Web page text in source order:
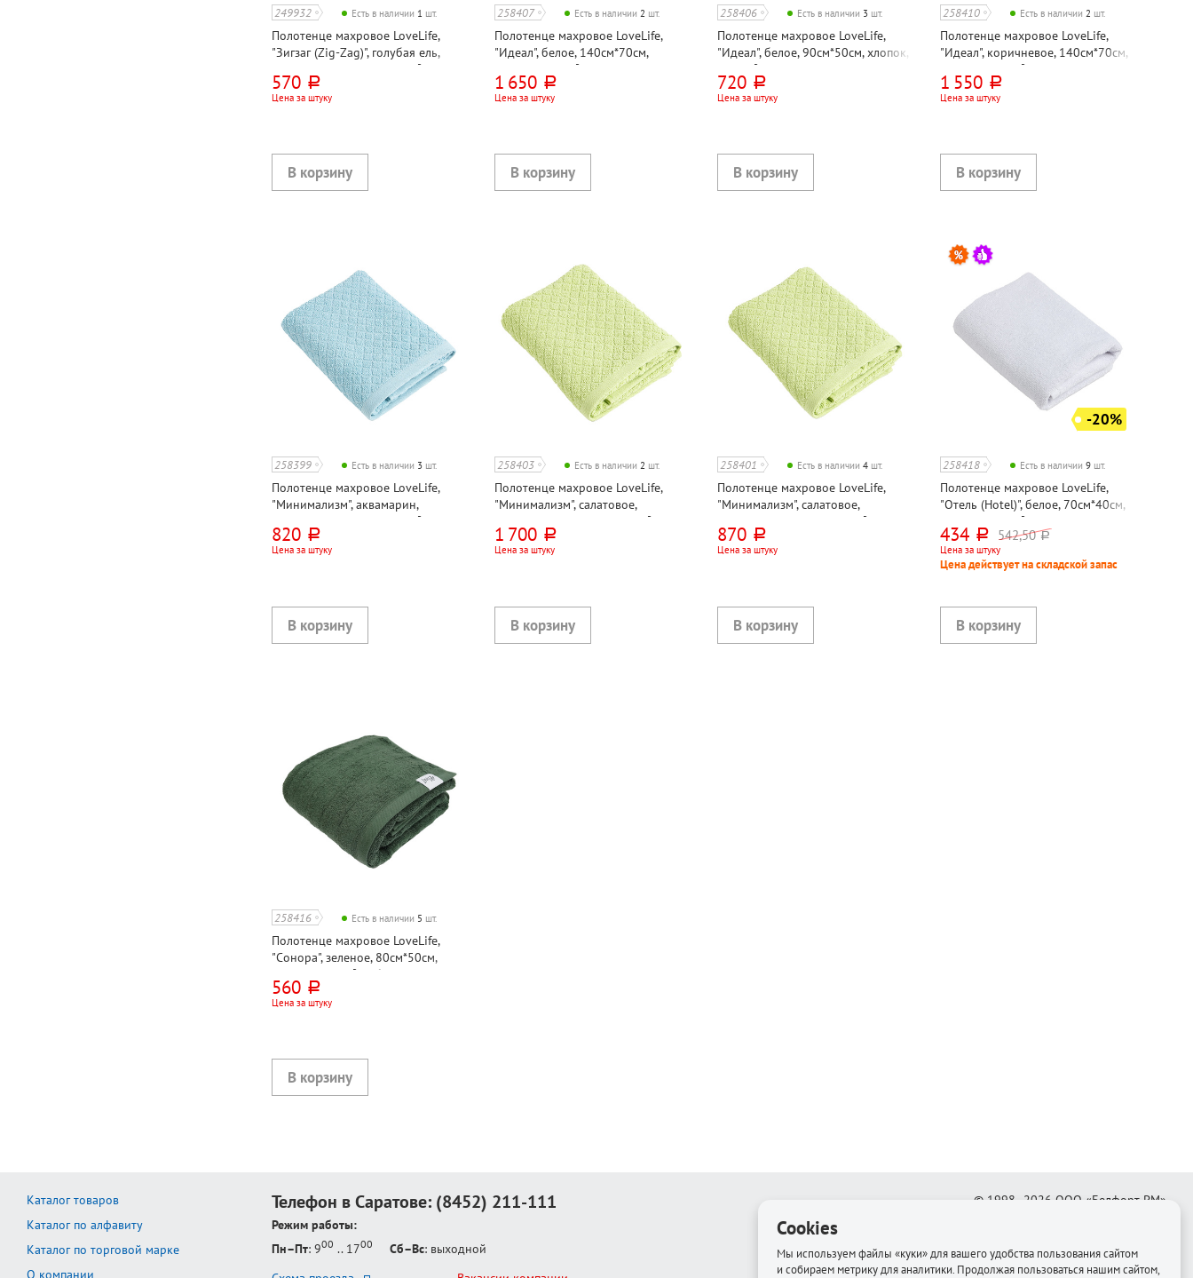
249932 Есть в наличии 1 шт.
Полотенце махровое LoveLife,
"Зигзаг (Zig-Zag)", голубая ель,
90см*50см, хлопок, 450г⁄м²,
АРМЕНИЯ
570 руб.
Цена за штуку
258407 Есть в наличии 2 шт.
Полотенце махровое LoveLife,
"Идеал", белое, 140см*70см,
хлопок, 450г⁄м², Турция
1 650 руб.
Цена за штуку
258406 Есть в наличии 3 шт.
Полотенце махровое LoveLife,
"Идеал", белое, 90см*50см, хлопок,
450г⁄м², Турция
720 руб.
Цена за штуку
258410 Есть в наличии 2 шт.
Полотенце махровое LoveLife,
"Идеал", коричневое, 140см*70см,
хлопок, 450г⁄м², Турция
1 550 руб.
Цена за штуку
258399 Есть в наличии 3 шт.
Полотенце махровое LoveLife,
"Минимализм", аквамарин,
80см*50см, хлопок, 500г⁄м², Турция
820 руб.
Цена за штуку
258403 Есть в наличии2 шт.
Полотенце махровое LoveLife,
"Минимализм", салатовое,
120см*70см, хлопок, 500г⁄м²,
ТУРЦИЯ
1 700 руб.
Цена за штуку
258401 Есть в наличии4 шт.
Полотенце махровое LoveLife,
"Минимализм", салатовое,
80см*50см, хлопок, 500г⁄м²,
ТУРЦИЯ
870 руб.
Цена за штуку
-20%
258418 Есть в наличии9 шт.
Полотенце махровое LoveLife,
"Отель (Hotel)", белое, 70см*40см,
хлопок, 500г⁄м², ТУРЦИЯ
434 руб. 542,50 руб.
Цена за штуку
Цена действует на складской запас
258416 Есть в наличии 5 шт.
Полотенце махровое LoveLife,
"Сонора", зеленое, 80см*50см,
хлопок, 500г⁄м², Узбекистан
560 руб.
Цена за штуку
Каталог товаров
Каталог по алфавиту
Каталог по торговой марке
О компании
Телефон в Саратове: (8452) 211-111
Режим работы:
Пн–Пт: 900 .. 1700 Сб–Вс: выходной
© 1998–2026 ООО «Белфорт-РМ»
Cookies
Мы используем файлы «куки» для вашего удобства пользования сайтом
и собираем метрику для аналитики. Продолжая пользоваться нашим сайтом,